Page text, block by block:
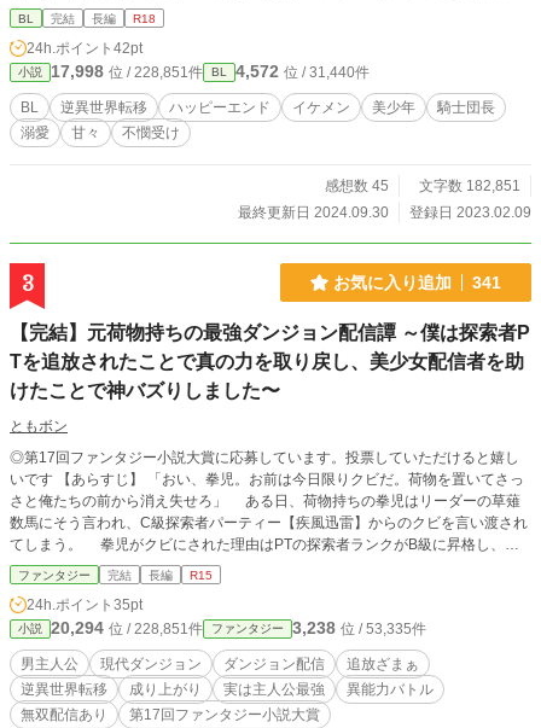
イケメン騎士団長と両親を失って天涯孤独になってしまった美少年・智己のイチ
ャラブハッピーエンド小説です。 異世界から飛ばされたらどんな感じになるの
かなと思って試しに書いてみましたので、短編で終わるか、長編になるかは未
定。 でも完結はさせますのでご安心下さい。 R18には※つけます。
BL 完結 長編 R18
24h.ポイント 42pt
小説 17,998 位 / 228,851件 BL 4,572 位 / 31,440件
BL 逆異世界転移 ハッピーエンド イケメン 美少年
騎士団長
溺愛
甘々 不憫受け
感想数 45
文字数 182,851
最終更新日 2024.09.30
登録日 2023.02.09
3 お気に入り追加 341
【完結】元荷物持ちの最強ダンジョン配信譚 ～僕は探索者P
Tを追放されたことで真の力を取り戻し、美少女配信者を助
けたことで神バズりしました〜
ともボン
◎第17回ファンタジー小説大賞に応募しています。投票していただけると嬉し
いです 【あらすじ】 「おい、拳児。お前は今日限りクビだ。荷物を置いてさっ
さと俺たちの前から消え失せろ」 ある日、荷物持ちの拳児はリーダーの草薙
数馬にそう言われ、C級探索者パーティー【疾風迅雷】からのクビを言い渡され
てしまう。 拳児がクビにされた理由はPTの探索者ランクがB級に昇格し、ダ
ンジョン内で専用カメラを使っての配信活動がダンジョン協会から認可されると
草薙数馬が確信したからだ。 そうなると【疾風迅雷】は顔出しで探索配信活
動をすることになるので、草薙数馬は身元不明で記憶喪失だった拳児の存在自体
が自分たちの今後の活動に支障が出ると考えたのである。 もちろん、拳児は
クビを撤回するように草薙数馬に懇願した。 だが草薙数馬と他のメンバーた
ちは聞く耳を持たず、それどころか日頃からの鬱憤を晴らすように拳児に暴力を
働いてダンジョン内に置き去りにしてしまう。 しかし、このときの草薙数馬
たちは知らなかった。 実は今まで自分たちが屈強な魔物を倒せていたのは、
ファンタジー 完結 長編 R15
24h.ポイント 35pt
小説 20,294 位 / 228,851件 ファンタジー 3,238 位 / 53,335件
男主人公 現代ダンジョン ダンジョン配信
追放ざまぁ
逆異世界転移
成り上がり 実は主人公最強
異能力バトル
無双配信あり
第17回ファンタジー小説大賞